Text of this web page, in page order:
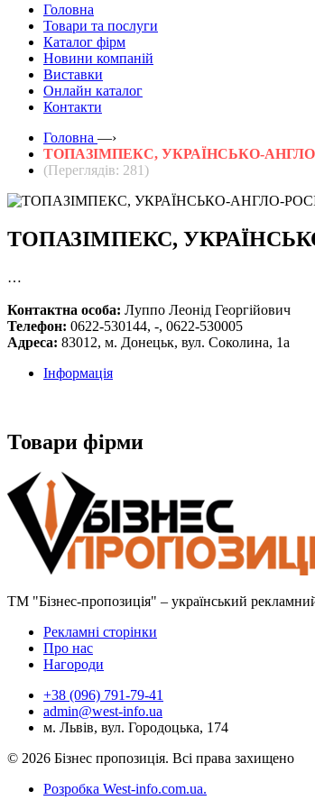
Головна
Товари та послуги
Каталог фірм
Новини компаній
Виставки
Онлайн каталог
Контакти
Головна —›
ТОПАЗІМПЕКС, УКРАЇНСЬКО-
(Переглядів: 281)
ТОПАЗІМПЕКС,
…
Контактна особа: Луппо Леонід Георгійович
Телефон: 0622-530144, -, 0622-530005
Адреса: 83012, м. Донецьк, вул. Соколина, 1а
Інформація
Товари фірми
ТМ "Бізнес-пропозиція" – український
Рекламні сторінки
Про нас
Нагороди
+38 (096) 791-79-41
admin@west-info.ua
м. Львів, вул. Городоцька, 174
© 2026 Бізнес пропозиція. Всі права захищено
Розробка West-info.com.ua.